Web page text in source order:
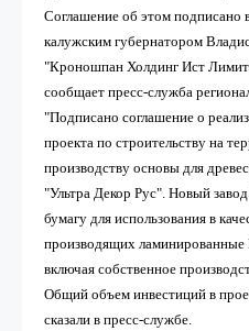
Соглашение об этом подписано
калужским губернатором
"Кроношпан Холдинг Ист
сообщает пресс-служба
"Подписано соглашение о
проекта по строительству на
производству основы для
"Ультра Декор Рус". Новый
бумагу для использования в
производящих
включая собственное
Общий объем инвестиций в
сказали в пресс-службе.